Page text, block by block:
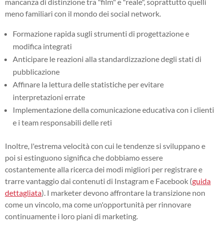
meno familiari con il mondo dei social network.
Formazione rapida sugli strumenti di progettazione e
modifica integrati
Anticipare le reazioni alla standardizzazione degli stati di
pubblicazione
Affinare la lettura delle statistiche per evitare
interpretazioni errate
Implementazione della comunicazione educativa con i clienti
e i team responsabili delle reti
Inoltre, l'estrema velocità con cui le tendenze si sviluppano e
poi si estinguono significa che dobbiamo essere
costantemente alla ricerca dei modi migliori per registrare e
trarre vantaggio dai contenuti di Instagram e Facebook (guida
dettagliata). I marketer devono affrontare la transizione non
come un vincolo, ma come un'opportunità per rinnovare
continuamente i loro piani di marketing.